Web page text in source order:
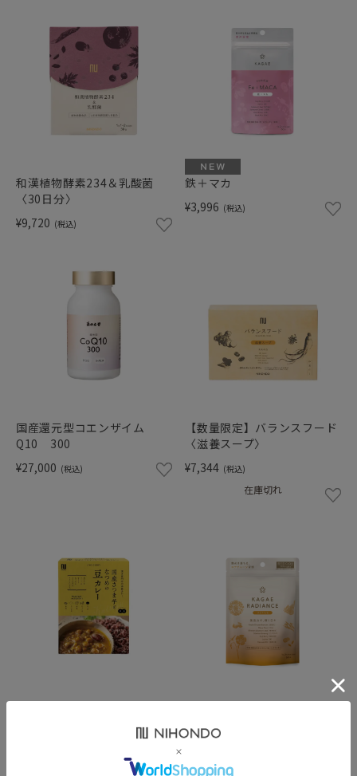
和漢植物酵素234＆乳酸菌
〈30日分〉
¥9,720 (税込)
鉄＋マカ
¥3,996 (税込)
国産還元型コエンザイム
Q10 300
¥27,000 (税込)
【数量限定】バランスフード
〈滋養スープ〉
¥7,344 (税込)
在庫切れ
ラディアンス〈 アクティブ 〉
定価:¥4,968